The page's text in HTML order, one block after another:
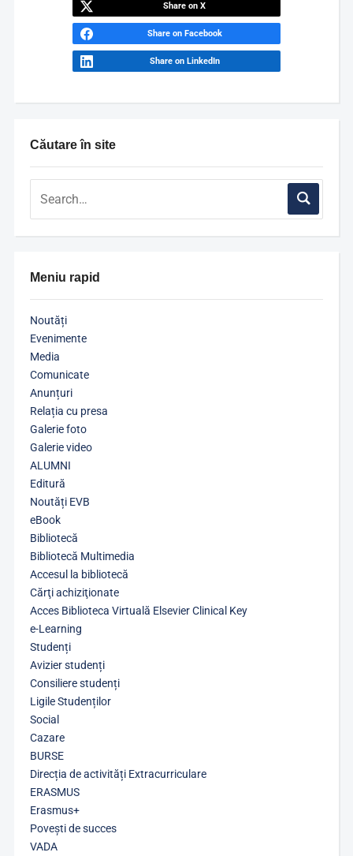
Căutare în site
Meniu rapid
Noutăți
Evenimente
Media
Comunicate
Anunțuri
Relația cu presa
Galerie foto
Galerie video
ALUMNI
Editură
Noutăți EVB
eBook
Bibliotecă
Bibliotecă Multimedia
Accesul la bibliotecă
Cărţi achiziţionate
Acces Biblioteca Virtuală Elsevier Clinical Key
e-Learning
Studenți
Avizier studenți
Consiliere studenți
Ligile Studenților
Social
Cazare
BURSE
Direcția de activități Extracurriculare
ERASMUS
Erasmus+
Povești de succes
VADA
Share on X
Share on Facebook
Share on LinkedIn